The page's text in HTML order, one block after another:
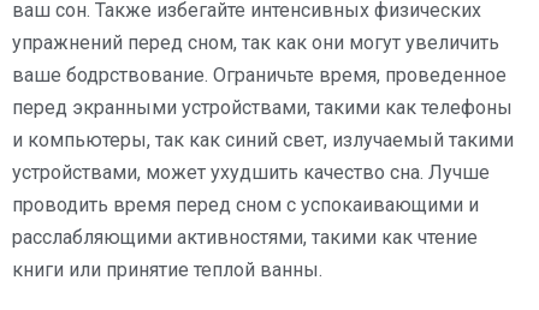
ваш сон. Также избегайте интенсивных физических
упражнений перед сном, так как они могут увеличить
ваше бодрствование. Ограничьте время, проведенное
перед экранными устройствами, такими как телефоны
и компьютеры, так как синий свет, излучаемый такими
устройствами, может ухудшить качество сна. Лучше
проводить время перед сном с успокаивающими и
расслабляющими активностями, такими как чтение
книги или принятие теплой ванны.